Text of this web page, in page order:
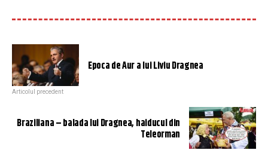
Epoca de Aur a lui Liviu Dragnea
Articolul precedent
Braziliana – balada lui Dragnea, haiducul din
Teleorman